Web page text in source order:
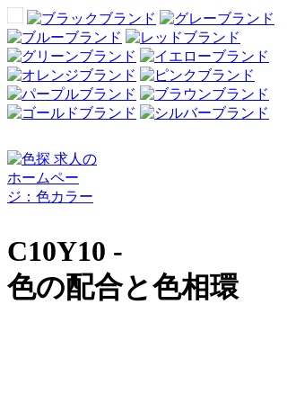
C10Y10 -
色の配合と色相環